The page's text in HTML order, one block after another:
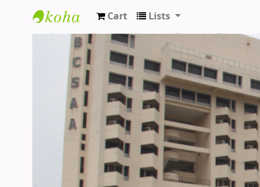
BCS Administration Academy Library
Cart Lists